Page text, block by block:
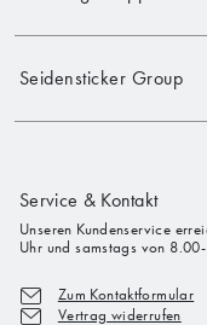
Seidensticker Group
Service & Kontakt
Unseren Kundenservice
Uhr und samstags von 8.00-
Zum Kontaktformular
Vertrag widerrufen